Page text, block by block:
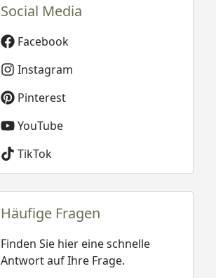
Social Media
Facebook
Instagram
Pinterest
YouTube
TikTok
Häufige Fragen
Finden Sie hier eine schnelle
Antwort auf Ihre Frage.